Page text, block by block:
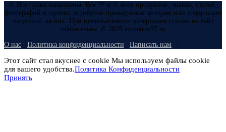
© Все права защищены. Все ™ и © всех продуктов, знаков, статей,
фотографий и прочих атрибутов принадлежат авторам или владельцам
лицензий на них. При использовании материалов ссылка на сайт
обязательна. © 2025 evmenov37.ru
О нас Политика конфиденциальности Написать нам
Этот сайт стал вкуснее с cookie Мы используем файлы cookie
для вашего удобства.Политика Конфиденциальности
Принять